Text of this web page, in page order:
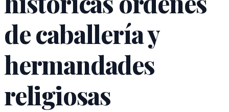
de caballería y
hermandades
religiosas